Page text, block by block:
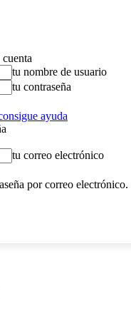
tu nombre de usuario
tu contraseña
ayuda
tu correo electrónico
por correo electrónico.